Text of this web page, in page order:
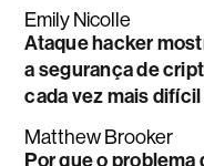
Emily Nicolle
Ataque hacker
a segurança de
cada vez mais difícil
Matthew Brooker
Por que o problema